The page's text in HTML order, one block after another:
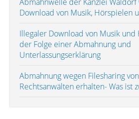
Download von Musik, Hörspielen
Illegaler Download von Musik
der Folge einer Abmahnung und
Unterlassungserklärung
Abmahnung wegen Filesharing
Rechtsanwälten erhalten- Was ist